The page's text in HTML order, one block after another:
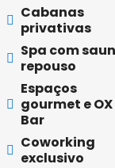
Cabanas
privativas
Spa com
repouso
Espaços
gourmet e OX
Bar
Coworking
exclusivo